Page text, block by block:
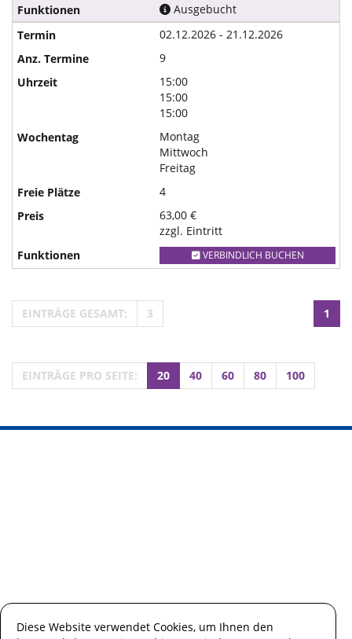
Ausgebucht
02.12.2026 - 21.12.2026
9
15:00
15:00
15:00
Montag
Mittwoch
Freitag
4
63,00 €
zzgl. Eintritt
VERBINDLICH BUCHEN
1
EINTRÄGE GESAMT: 3
EINTRÄGE PRO SEITE: 20 40 60 80 100
Diese Website verwendet Cookies, um Ihnen den